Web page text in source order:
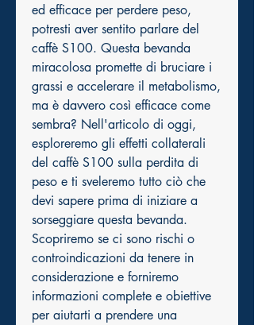
ed efficace per perdere peso,
potresti aver sentito parlare del
caffè S100. Questa bevanda
miracolosa promette di bruciare i
grassi e accelerare il metabolismo,
ma è davvero così efficace come
sembra? Nell'articolo di oggi,
esploreremo gli effetti collaterali
del caffè S100 sulla perdita di
peso e ti sveleremo tutto ciò che
devi sapere prima di iniziare a
sorseggiare questa bevanda.
Scopriremo se ci sono rischi o
controindicazioni da tenere in
considerazione e forniremo
informazioni complete e obiettive
per aiutarti a prendere una